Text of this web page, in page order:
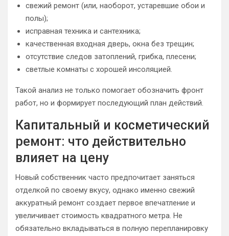
свежий ремонт (или, наоборот, устаревшие обои и
полы);
исправная техника и сантехника;
качественная входная дверь, окна без трещин;
отсутствие следов затоплений, грибка, плесени;
светлые комнаты с хорошей инсоляцией.
Такой анализ не только помогает обозначить фронт
работ, но и формирует последующий план действий.
Капитальный и косметический
ремонт: что действительно
влияет на цену
Новый собственник часто предпочитает заняться
отделкой по своему вкусу, однако именно свежий
аккуратный ремонт создает первое впечатление и
увеличивает стоимость квадратного метра. Не
обязательно вкладываться в полную перепланировку